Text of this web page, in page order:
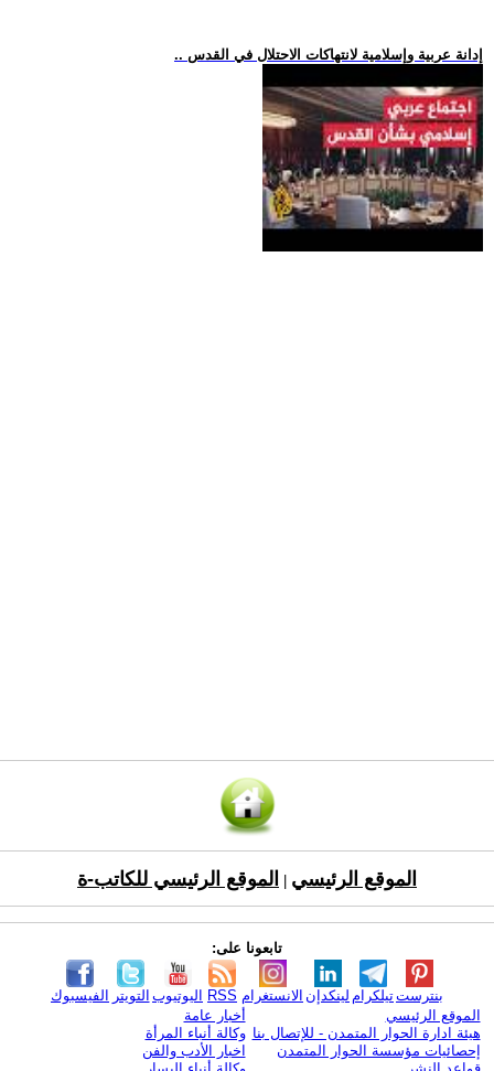
.. إدانة عربية وإسلامية لانتهاكات الاحتلال في القدس
الموقع الرئيسي الموقع الرئيسي للكاتب-ة
تابعونا على:
الفيسبوك التويتر اليوتيوب RSS الانستغرام لينكدإن تيلكرامبنترست
الموقع الرئيسي
هيئة ادارة الحوار المتمدن - للإتصال بنا
إحصائيات مؤسسة الحوار المتمدن
أخبار عامة
وكالة أنباء المرأة
اخبار الأدب والفن